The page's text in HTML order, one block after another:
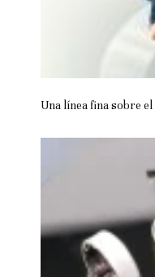
Una línea fina sobre el